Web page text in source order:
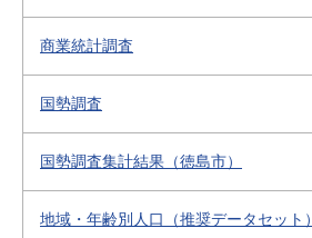
商業統計調査
国勢調査
国勢調査集計結果（徳島市）
地域・年齢別人口（推奨データセット）